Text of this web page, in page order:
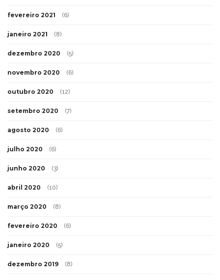
fevereiro 2021 (6)
janeiro 2021 (8)
dezembro 2020 (5)
novembro 2020 (6)
outubro 2020 (12)
setembro 2020 (7)
agosto 2020 (6)
julho 2020 (6)
junho 2020 (3)
abril 2020 (10)
março 2020 (8)
fevereiro 2020 (6)
janeiro 2020 (5)
dezembro 2019 (8)